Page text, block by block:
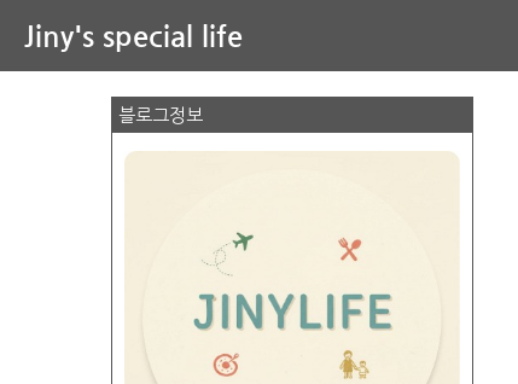
Jiny's special life
블로그정보